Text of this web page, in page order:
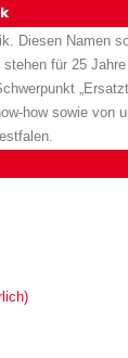
Diesen Namen
für 25
how sowie von